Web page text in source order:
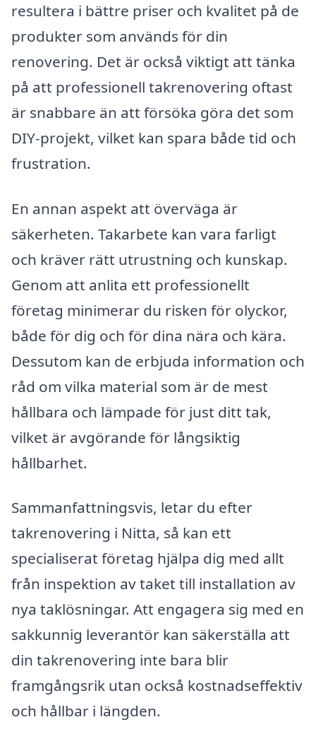
resultera i bättre priser och kvalitet på de
produkter som används för din
renovering. Det är också viktigt att tänka
på att professionell takrenovering oftast
är snabbare än att försöka göra det som
DIY-projekt, vilket kan spara både tid och
frustration.
En annan aspekt att överväga är
säkerheten. Takarbete kan vara farligt
och kräver rätt utrustning och kunskap.
Genom att anlita ett professionellt
företag minimerar du risken för olyckor,
både för dig och för dina nära och kära.
Dessutom kan de erbjuda information och
råd om vilka material som är de mest
hållbara och lämpade för just ditt tak,
vilket är avgörande för långsiktig
hållbarhet.
Sammanfattningsvis, letar du efter
takrenovering i Nitta, så kan ett
specialiserat företag hjälpa dig med allt
från inspektion av taket till installation av
nya taklösningar. Att engagera sig med en
sakkunnig leverantör kan säkerställa att
din takrenovering inte bara blir
framgångsrik utan också kostnadseffektiv
och hållbar i längden.